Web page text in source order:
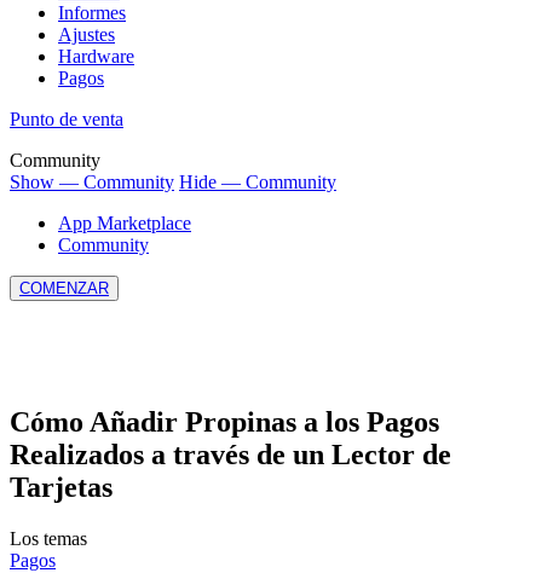
Informes
Ajustes
Hardware
Pagos
Punto de venta
Community
Show — Community Hide — Community
App Marketplace
Community
COMENZAR
Cómo Añadir Propinas a los Pagos
Realizados a través de un Lector de
Tarjetas
Los temas
Pagos